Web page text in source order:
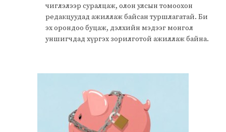
чиглэлээр суралцаж, олон улсын томоохон
редакцуудад ажиллаж байсан туршлагатай. Би
эх орондоо буцаж, дэлхийн мэдээг монгол
уншигчдад хүргэх зорилготой ажиллаж байна.